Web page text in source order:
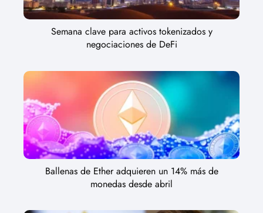
Semana clave para activos tokenizados y
negociaciones de DeFi
Ballenas de Ether adquieren un 14% más de
monedas desde abril